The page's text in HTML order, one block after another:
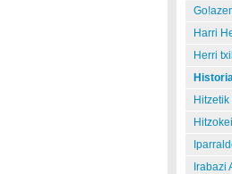
Harri
Herri
Hitzokei
Irabazi